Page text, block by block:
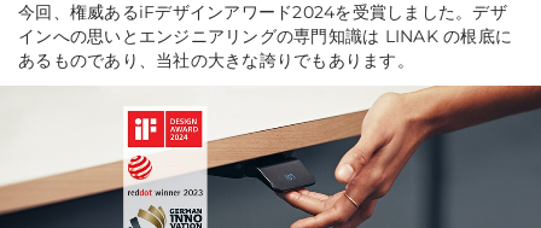
今回、権威あるiFデザインアワード2024を受賞しました。デザ
インへの思いとエンジニアリングの専門知識は LINAK の根底に
あるものであり、当社の大きな誇りでもあります。